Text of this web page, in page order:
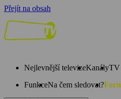
Přejít na obsah
Nejlevnější televizeKanályTV
FunkceNa čem sledovat?